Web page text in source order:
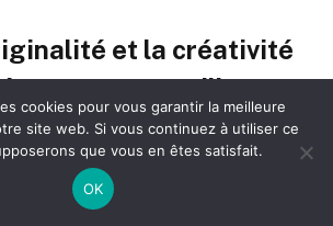
et la créativité
pour une meilleure
concurrentiel, se
clef. Mais il ne s’agit pas de sortir du
cookies pour vous garantir la meilleure
site web. Si vous continuez à utiliser ce
que vous en êtes satisfait.
OK